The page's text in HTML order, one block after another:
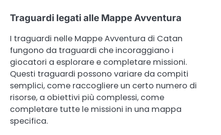
Traguardi legati alle Mappe Avventura
I traguardi nelle Mappe Avventura di Catan
fungono da traguardi che incoraggiano i
giocatori a esplorare e completare missioni.
Questi traguardi possono variare da compiti
semplici, come raccogliere un certo numero di
risorse, a obiettivi più complessi, come
completare tutte le missioni in una mappa
specifica.